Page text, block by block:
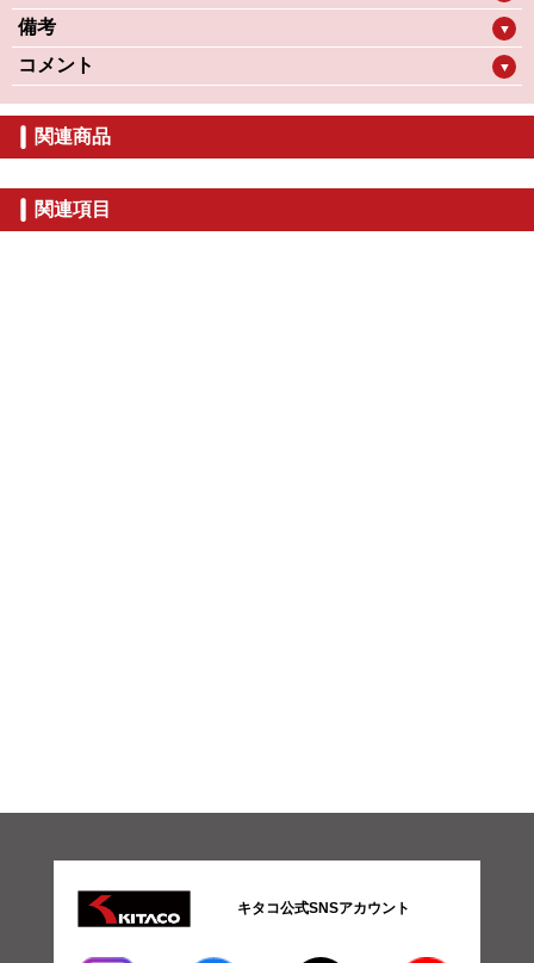
備考 ▼
コメント ▼
関連商品
関連項目
キタコ公式SNSアカウント